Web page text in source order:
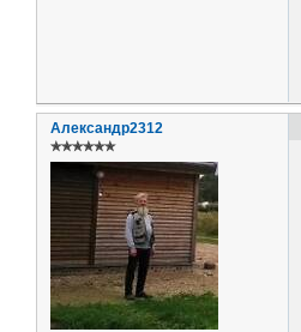
Александр2312
✯✯✯✯✯✯